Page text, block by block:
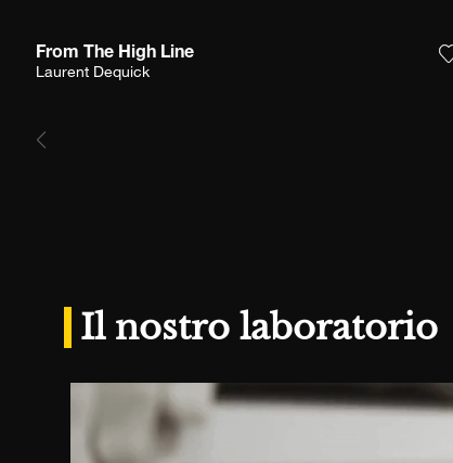
From The High Line
Laurent Dequick
Il nostro laboratorio